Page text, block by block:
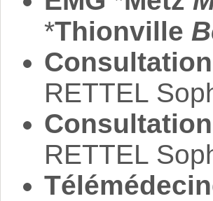
*Thionville
RETTEL
RETTEL